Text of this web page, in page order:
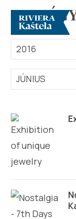
Vizsgálja meg
Rendeltetési
Mit kell tenni?
Info
2016
JÚNIUS